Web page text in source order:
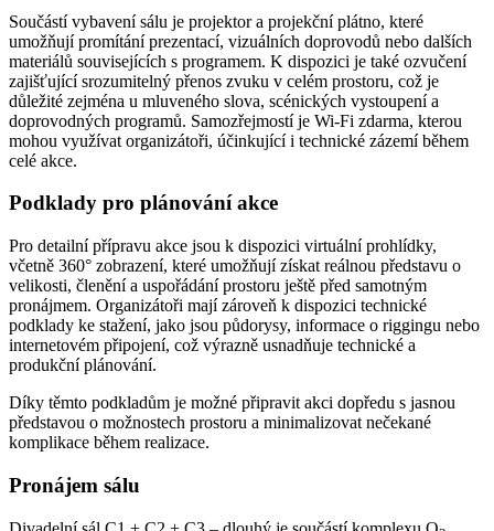
Součástí vybavení sálu je projektor a projekční plátno, které
umožňují promítání prezentací, vizuálních doprovodů nebo dalších
materiálů souvisejících s programem. K dispozici je také ozvučení
zajišťující srozumitelný přenos zvuku v celém prostoru, což je
důležité zejména u mluveného slova, scénických vystoupení a
doprovodných programů. Samozřejmostí je Wi-Fi zdarma, kterou
mohou využívat organizátoři, účinkující i technické zázemí během
celé akce.
Podklady pro plánování akce
Pro detailní přípravu akce jsou k dispozici virtuální prohlídky,
včetně 360° zobrazení, které umožňují získat reálnou představu o
velikosti, členění a uspořádání prostoru ještě před samotným
pronájmem. Organizátoři mají zároveň k dispozici technické
podklady ke stažení, jako jsou půdorysy, informace o riggingu nebo
internetovém připojení, což výrazně usnadňuje technické a
produkční plánování.
Díky těmto podkladům je možné připravit akci dopředu s jasnou
představou o možnostech prostoru a minimalizovat nečekané
komplikace během realizace.
Pronájem sálu